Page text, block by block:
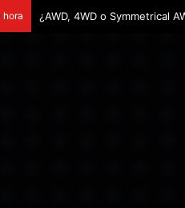
hora Remontadas marcaron el